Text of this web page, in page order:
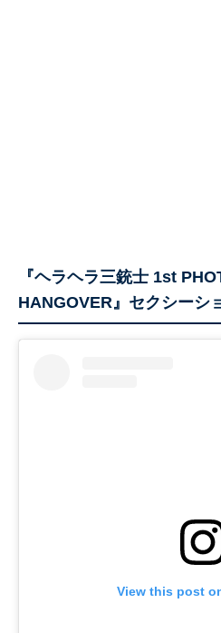
『ヘラヘラ三銃士 1st
HANGOVER』セクシーシ
View this post